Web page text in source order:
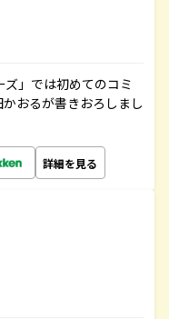
」では初めてのコミ
おるが書きおろしまし
詳細を見る